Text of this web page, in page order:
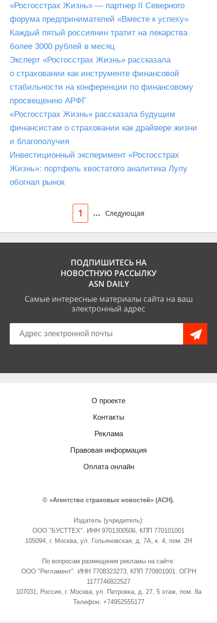
«Росгосстрах Жизнь» — партнер II Северного
форума предпринимателей «Вместе к успеху»
Каждый пятый россиянин тратит на лекарства
более 3000 рублей в месяц
Эксперт «Росгосстрах Жизнь» рассказала
о страховании как инструменте финансовой
стабильности на конференции по финансовому
просвещению АРФГ
«Росгосстрах Жизнь» рассказала будущим
финансистам о страховании как драйвере жизни
и благополучия
Инвестиционный эксперимент «Росгосстрах
Жизнь»: портфель хвостатого аналитика Лулу
обогнал рынок
1 ... Следующая
ПОДПИШИТЕСЬ НА
НОВОСТНУЮ РАССЫЛКУ
ASN DAILY
Самые интересные материалы сайта на ваш
электронный адрес
О проекте
Контакты
Реклама
Правовая информация
Оплата онлайн
© «Агентство страховых новостей» (АСН).
Издатель (учредитель):
ООО "БУСТТЕХ". ИНН 9701300506, КПП 770101001
105094, г. Москва, ул. Гольяновская, д. 7А, к. 4, пом. 2Н
По вопросам размещения рекламы на сайте:
ООО "Регламент". ИНН 7708323273, КПП 770801001. ОГРН
1177746822527
107031, Россия, г. Москва, ул. Петровка, д. 27, 5 этаж, пом. 8а
Телефон: +74952555177